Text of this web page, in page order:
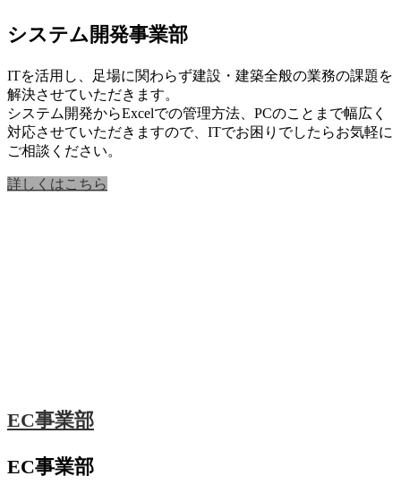
システム開発事業部
ITを活用し、足場に関わらず建設・建築全般の業務の課題を
解決させていただきます。
システム開発からExcelでの管理方法、PCのことまで幅広く
対応させていただきますので、ITでお困りでしたらお気軽に
ご相談ください。
詳しくはこちら
EC事業部
EC事業部